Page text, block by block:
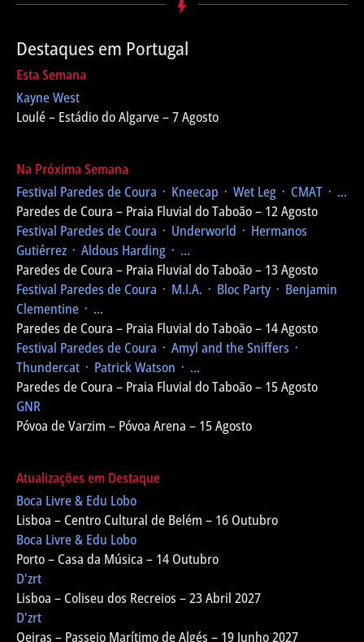
Destaques em Portugal
Esta Semana
Kayne West
Loulé – Estádio do Algarve – 7 Agosto
Na Próxima Semana
Festival Paredes de Coura ᛫ Kneecap ᛫ Wet Leg ᛫ CMAT ᛫ ...
Paredes de Coura – Praia Fluvial do Taboão – 12 Agosto
Festival Paredes de Coura ᛫ Underworld ᛫ Hermanos
Gutiérrez ᛫ Aldous Harding ᛫ ...
Paredes de Coura – Praia Fluvial do Taboão – 13 Agosto
Festival Paredes de Coura ᛫ M.I.A. ᛫ Bloc Party ᛫ Benjamin
Clementine ᛫ ...
Paredes de Coura – Praia Fluvial do Taboão – 14 Agosto
Festival Paredes de Coura ᛫ Amyl and the Sniffers ᛫
Thundercat ᛫ Patrick Watson ᛫ ...
Paredes de Coura – Praia Fluvial do Taboão – 15 Agosto
GNR
Póvoa de Varzim – Póvoa Arena – 15 Agosto
Atualizações em Destaque
Boca Livre & Edu Lobo
Lisboa – Centro Cultural de Belém – 16 Outubro
Boca Livre & Edu Lobo
Porto – Casa da Música – 14 Outubro
D'zrt
Lisboa – Coliseu dos Recreios – 23 Abril 2027
D'zrt
Oeiras – Passeio Marítimo de Algés – 19 Junho 2027